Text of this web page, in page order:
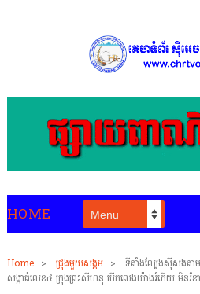
HOME
Home > ជ្រុងមួយសង្គម >
ទីតាំងល្បែងសុីសងតាម
សង្កាត់លេខ៤ ក្រុងព្រះសីហនុ បើកលេងយ៉ាងរំភើយ មិនរំខា